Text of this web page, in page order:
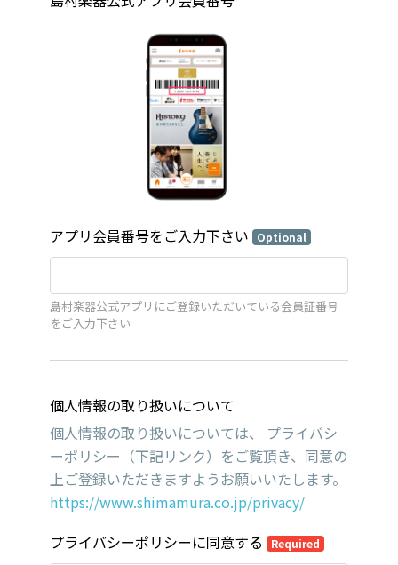
アプリ会員番号をご入力下さい Optional
島村楽器公式アプリにご登録いただいている会員証番号
をご入力下さい
個人情報の取り扱いについて
個人情報の取り扱いについては、 プライバシ
ーポリシー（下記リンク）をご覧頂き、同意の
上ご登録いただきますようお願いいたします。
https://www.shimamura.co.jp/privacy/
プライバシーポリシーに同意する
Required